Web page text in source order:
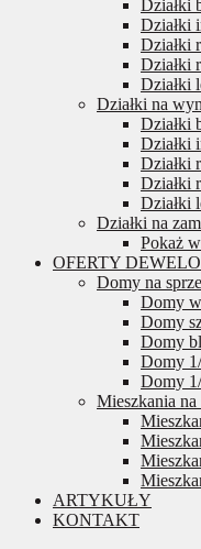
Działki
Działki
Działki
Działki
Działki
Działki na
Działki
Działki
Działki
Działki
Działki
Działki na
Pokaż
OFERTY
Domy na
Domy
Domy
Domy
Domy
Domy
Mieszkania na
ARTYKUŁY
KONTAKT